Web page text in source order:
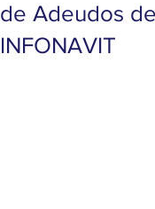
de Adeudos
INFONAVIT